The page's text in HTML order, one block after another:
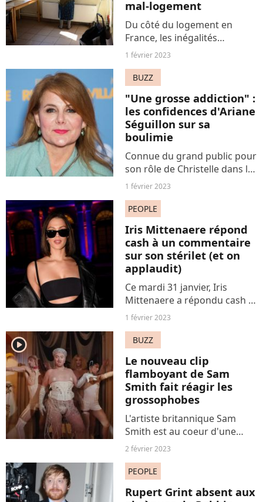
mal-logement
Du côté du logement en
France, les inégalités
perdurent violemment,
rapport accablant de la
Fondation Abbé Pierre. Et le
mal-logement concerne
notamment...
1 février 2023
BUZZ
"Une grosse addiction" :
les confidences d'Ariane
Séguillon sur sa
boulimie
Connue du grand public pour
son rôle de Christelle dans la
série "Demain nous
Séguillon s'est confiée sur
une maladie qui l'a beaucoup
meutrie : la boulimie....
1 février 2023
PEOPLE
Iris Mittenaere répond
cash à un commentaire
sur son stérilet (et on
applaudit)
Ce mardi 31 janvier, Iris
Mittenaere a répondu cash à
une question inappropriée
l'un de ses abonnés sur ses
réseaux sociaux. Comme
d'autres influenceuses...
1 février 2023
player2 BUZZ
Le nouveau clip
flamboyant de Sam
Smith fait réagir les
grossophobes
L'artiste britannique Sam
Smith est au coeur d'une
vague de critiques virulentes
clip, "I'm Not Here To Make
Friends" massivement
visionné. Des réactions...
2 février 2023
PEOPLE
Rupert Grint absent aux